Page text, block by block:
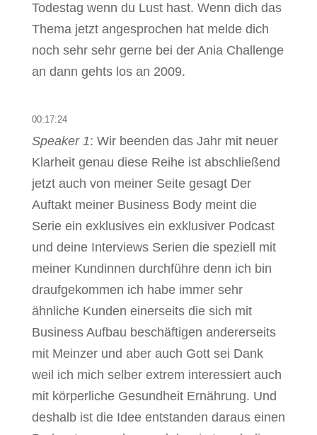
Todestag wenn du Lust hast. Wenn dich das
Thema jetzt angesprochen hat melde dich
noch sehr sehr gerne bei der Ania Challenge
an dann gehts los an 2009.
00:17:24
Speaker 1: Wir beenden das Jahr mit neuer
Klarheit genau diese Reihe ist abschließend
jetzt auch von meiner Seite gesagt Der
Auftakt meiner Business Body meint die
Serie ein exklusives ein exklusiver Podcast
und deine Interviews Serien die speziell mit
meiner Kundinnen durchführe denn ich bin
draufgekommen ich habe immer sehr
ähnliche Kunden einerseits die sich mit
Business Aufbau beschäftigen andererseits
mit Meinzer und aber auch Gott sei Dank
weil ich mich selber extrem interessiert auch
mit körperliche Gesundheit Ernährung. Und
deshalb ist die Idee entstanden daraus einen